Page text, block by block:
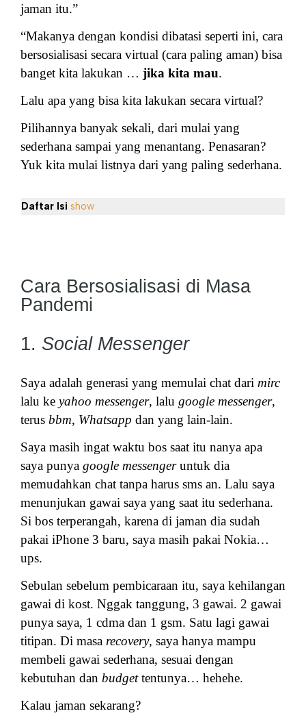
jaman itu.”
“Makanya dengan kondisi dibatasi seperti ini, cara
bersosialisasi secara virtual (cara paling aman) bisa
banget kita lakukan … jika kita mau.
Lalu apa yang bisa kita lakukan secara virtual?
Pilihannya banyak sekali, dari mulai yang
sederhana sampai yang menantang. Penasaran?
Yuk kita mulai listnya dari yang paling sederhana.
Daftar Isi show
Cara Bersosialisasi di Masa
Pandemi
1. Social Messenger
Saya adalah generasi yang memulai chat dari mirc
lalu ke yahoo messenger, lalu google messenger,
terus bbm, Whatsapp dan yang lain-lain.
Saya masih ingat waktu bos saat itu nanya apa
saya punya google messengeruntuk dia
memudahkan chat tanpa harus sms an. Lalu saya
menunjukan gawai saya yang saat itu sederhana.
Si bos terperangah, karena di jaman dia sudah
pakai iPhone 3 baru, saya masih pakai Nokia…
ups.
Sebulan sebelum pembicaraan itu, saya kehilangan
gawai di kost. Nggak tanggung, 3 gawai. 2 gawai
punya saya, 1 cdma dan 1 gsm. Satu lagi gawai
titipan. Di masa recovery, saya hanya mampu
membeli gawai sederhana, sesuai dengan
kebutuhan dan budgettentunya… hehehe.
Kalau jaman sekarang?